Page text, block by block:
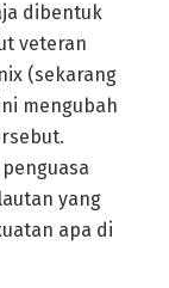
dibentuk
veteran
(sekarang
mengubah
yang
apa di